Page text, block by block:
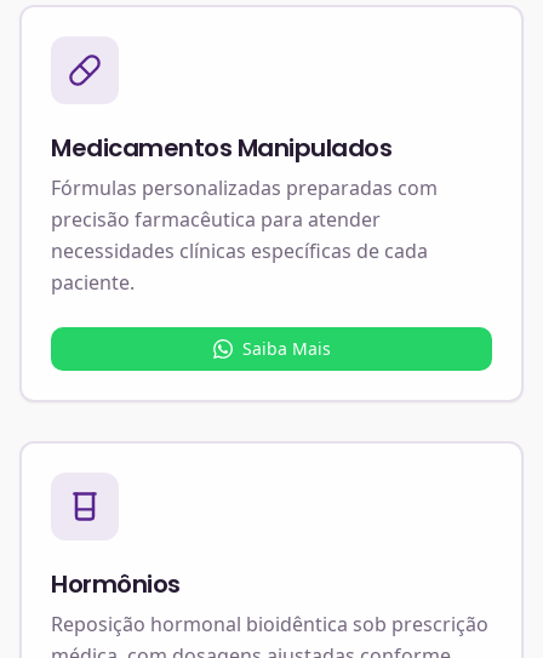
Medicamentos Manipulados
Fórmulas personalizadas preparadas com
precisão farmacêutica para atender
necessidades clínicas específicas de cada
paciente.
Saiba Mais
Hormônios
Reposição hormonal bioidêntica sob prescrição